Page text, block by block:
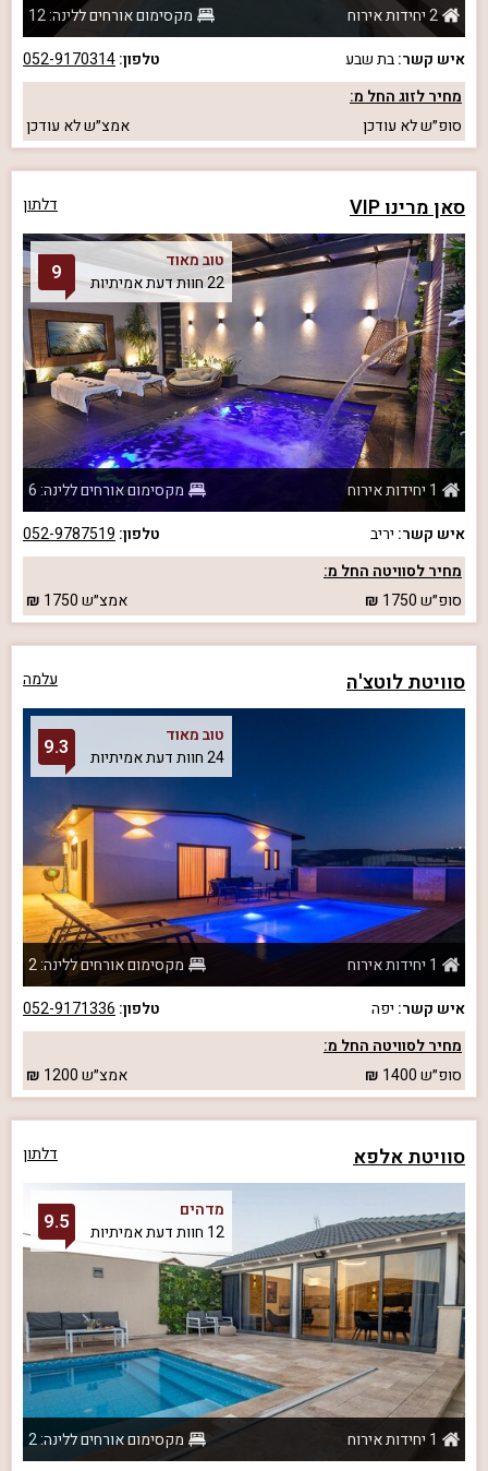
2 יחידות אירוח
מקסימום אורחים ללינה: 12
איש קשר:בת שבע טלפון:052-9170314
מחיר לזוג החל מ:
סופ״שלא עודכן אמצ״שלא עודכן
סאן מרינו VIP דלתון
טוב מאוד
22 חוות דעת אמיתיות
9
1 יחידות אירוח
מקסימום אורחים ללינה: 6
איש קשר: יריב טלפון: 052-9787519
מחיר לסוויטה החל מ:
סופ״ש1750 אמצ״ש1750
סוויטת לוטצ'ה עלמה
טוב מאוד
24 חוות דעת אמיתיות
9.3
1 יחידות אירוח
מקסימום אורחים ללינה: 2
איש קשר: יפה טלפון: 052-9171336
מחיר לסוויטה החל מ:
סופ״ש1400 אמצ״ש1200
סוויטת אלפא דלתון
מדהים
12 חוות דעת אמיתיות
9.5
1 יחידות אירוח
מקסימום אורחים ללינה: 2